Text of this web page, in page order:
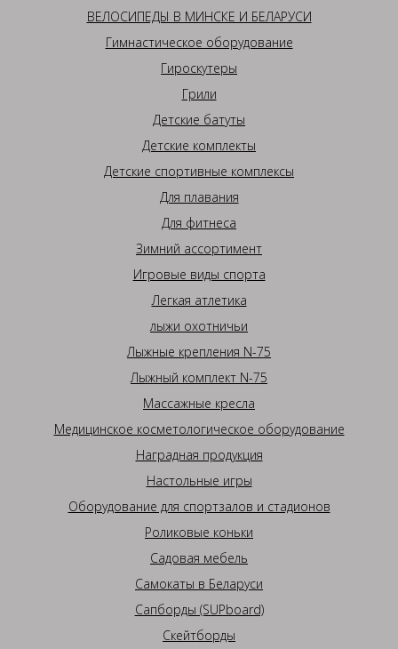
ВЕЛОСИПЕДЫ В МИНСКЕ И БЕЛАРУСИ
Гимнастическое оборудование
Гироскутеры
Грили
Детские батуты
Детские комплекты
Детские спортивные комплексы
Для плавания
Для фитнеса
Зимний ассортимент
Игровые виды спорта
Легкая атлетика
лыжи охотничьи
Лыжные крепления N-75
Лыжный комплект N-75
Массажные кресла
Медицинское косметологическое оборудование
Наградная продукция
Настольные игры
Оборудование для спортзалов и стадионов
Роликовые коньки
Садовая мебель
Самокаты в Беларуси
Сапборды (SUPboard)
Скейтборды